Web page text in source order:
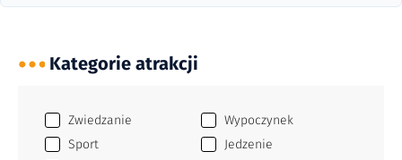
Kategorie atrakcji
Zwiedzanie
Sport
Wypoczynek
Jedzenie